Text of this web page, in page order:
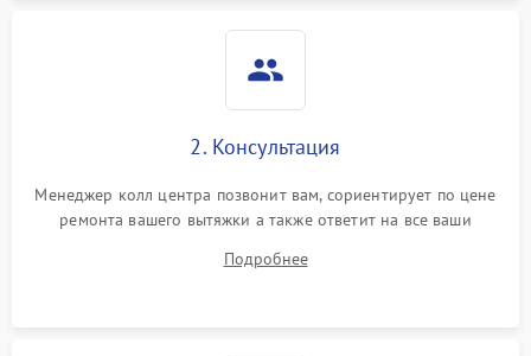
2. Консультация
Менеджер колл центра позвонит вам, сориентирует по цене
ремонта вашего вытяжки а также ответит на все ваши
Подробнее